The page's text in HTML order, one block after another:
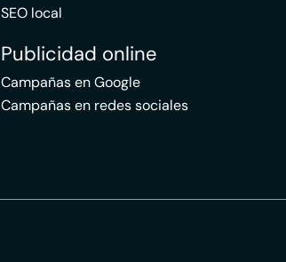
SEO local
Publicidad online
Campañas en Google
Campañas en redes sociales